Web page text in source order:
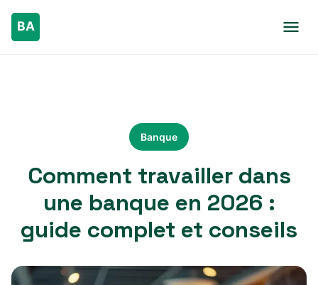
Banque
Comment travailler dans
une banque en 2026 :
guide complet et conseils